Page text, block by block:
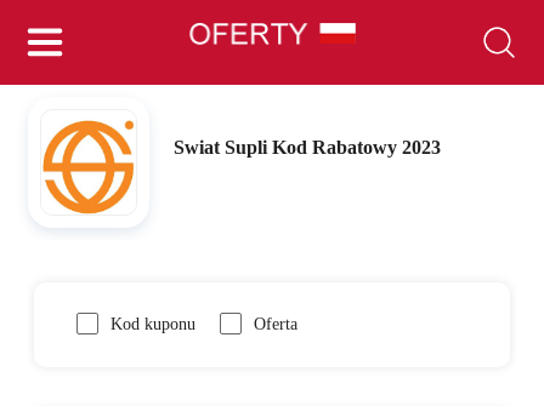
Swiat Supli Kod Rabatowy 2023
Kod kuponu Oferta